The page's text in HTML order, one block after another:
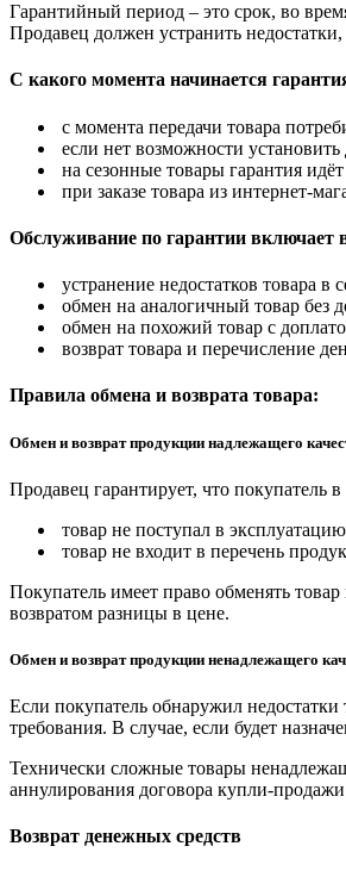
Гарантийный период – это срок, во
Продавец должен устранить
С какого момента начинается
с момента передачи товара
если нет возможности
на сезонные товары гарантия
при заказе товара из интернет-
Обслуживание по гарантии включает
устранение недостатков товара
обмен на аналогичный товар без
обмен на похожий товар с
возврат товара и перечисление
Правила обмена и возврата товара:
Обмен и возврат продукции надлежащего
Продавец гарантирует, что покупатель
товар не поступал в
товар не входит в перечень
Покупатель имеет право обменять
возвратом разницы в цене.
Обмен и возврат продукции ненадлежащего
Если покупатель обнаружил
требования. В случае, если будет
Технически сложные товары
аннулирования договора купли-
Возврат денежных средств